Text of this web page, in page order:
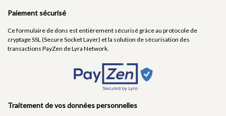
Paiement sécurisé
Ce formulaire de dons est entièrement sécurisé grâce au protocole de
cryptage SSL (Secure Socket Layer) et la solution de sécurisation des
transactions PayZen de Lyra Network.
Traitement de vos données personnelles